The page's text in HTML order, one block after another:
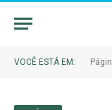
VOCÊ ESTÁ EM: